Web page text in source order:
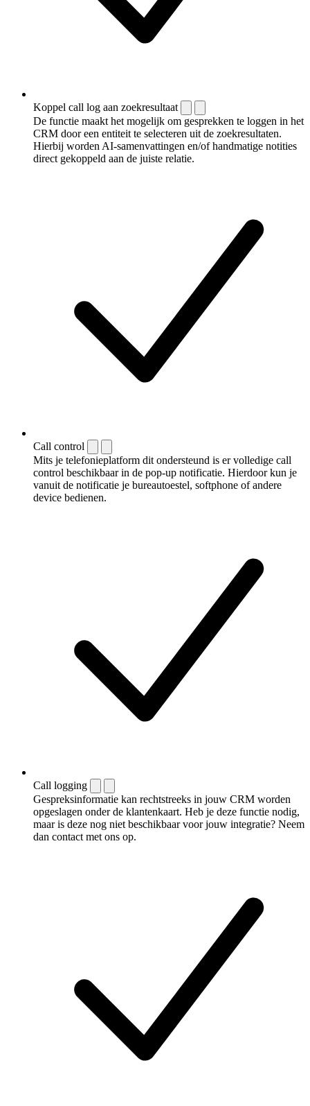
Koppel call log aan zoekresultaat
De functie maakt het mogelijk om gesprekken te loggen in het
CRM door een entiteit te selecteren uit de zoekresultaten.
Hierbij worden AI-samenvattingen en/of handmatige notities
direct gekoppeld aan de juiste relatie.
Call control
Mits je telefonieplatform dit ondersteund is er volledige call
control beschikbaar in de pop-up notificatie. Hierdoor kun je
vanuit de notificatie je bureautoestel, softphone of andere
device bedienen.
Call logging
Gespreksinformatie kan rechtstreeks in jouw CRM worden
opgeslagen onder de klantenkaart. Heb je deze functie nodig,
maar is deze nog niet beschikbaar voor jouw integratie? Neem
dan contact met ons op.